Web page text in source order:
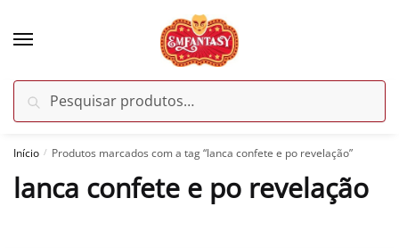
por:
Pesquisar
Início / Produtos marcados com a tag “lanca confete e po revelação”
lanca confete e po revelação